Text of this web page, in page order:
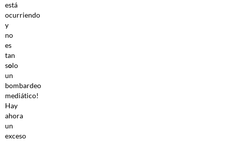
está
ocurriendo
y
no
es
tan
solo
un
bombardeo
mediático!
Hay
ahora
un
exceso